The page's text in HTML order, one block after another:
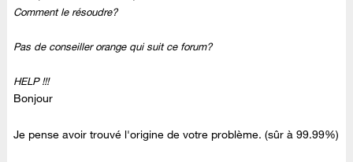
Comment le résoudre?
Pas de conseiller orange qui suit ce forum?
HELP !!!
Bonjour
Je pense avoir trouvé l'origine de votre problème. (sûr à 99.99%)